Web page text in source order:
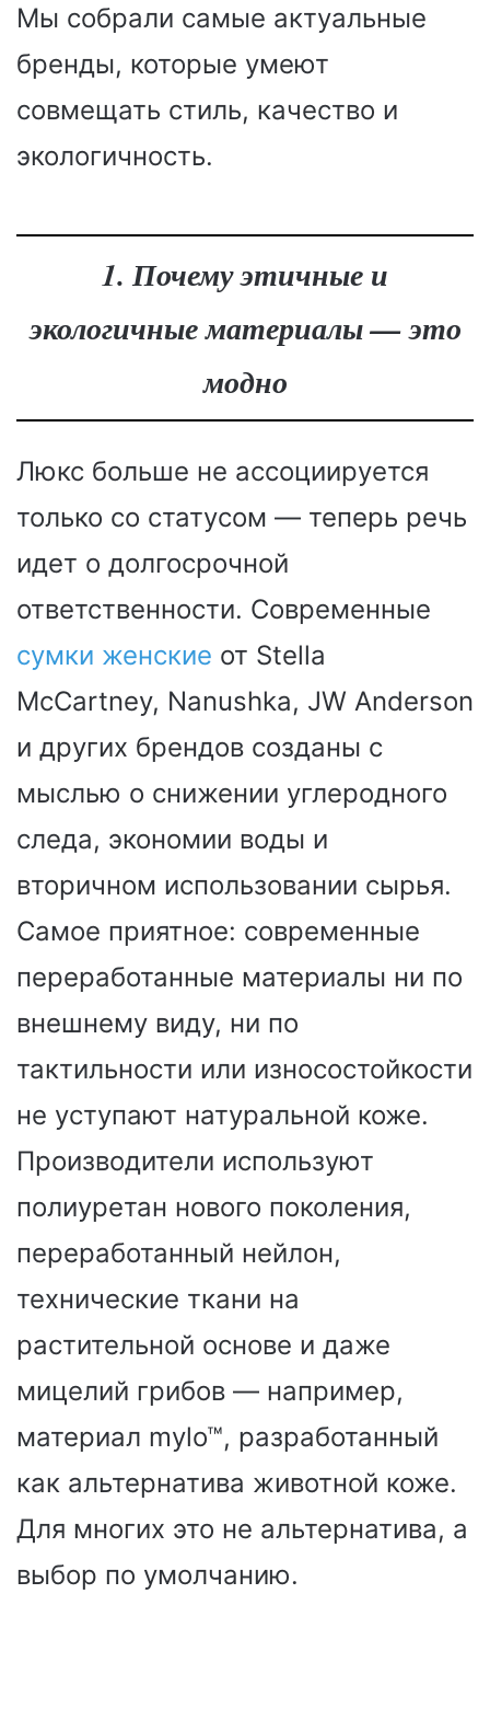
Мы собрали самые актуальные
бренды, которые умеют
совмещать стиль, качество и
экологичность.
1. Почему этичные и
экологичные материалы — это
модно
Люкс больше не ассоциируется
только со статусом — теперь речь
идет о долгосрочной
ответственности. Современные
сумки женские от Stella
McCartney, Nanushka, JW Anderson
и других брендов созданы с
мыслью о снижении углеродного
следа, экономии воды и
вторичном использовании сырья.
Самое приятное: современные
переработанные материалы ни по
внешнему виду, ни по
тактильности или износостойкости
не уступают натуральной коже.
Производители используют
полиуретан нового поколения,
переработанный нейлон,
технические ткани на
растительной основе и даже
мицелий грибов — например,
материал mylo™, разработанный
как альтернатива животной коже.
Для многих это не альтернатива, а
выбор по умолчанию.